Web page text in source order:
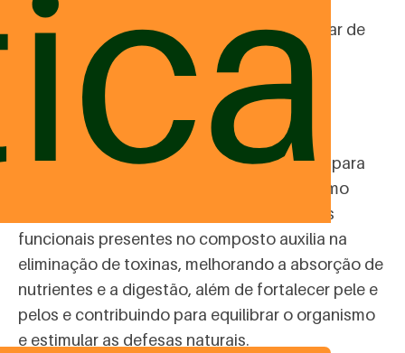
- Levar o pet para acompanhamento regular de
um veterinário e realização de check-ups.
- Ajuda mais que especial para melhorar a
digestão do pet
- Osuplemento Equilíbrio
foi desenvolvido para
garantir o bom funcionamento do organismo
como um todo. A associação de nutrientes
funcionais presentes no composto auxilia na
eliminação de toxinas, melhorando a absorção de
nutrientes e a digestão, além de fortalecer pele e
pelos e contribuindo para equilibrar o organismo
e estimular as defesas naturais.